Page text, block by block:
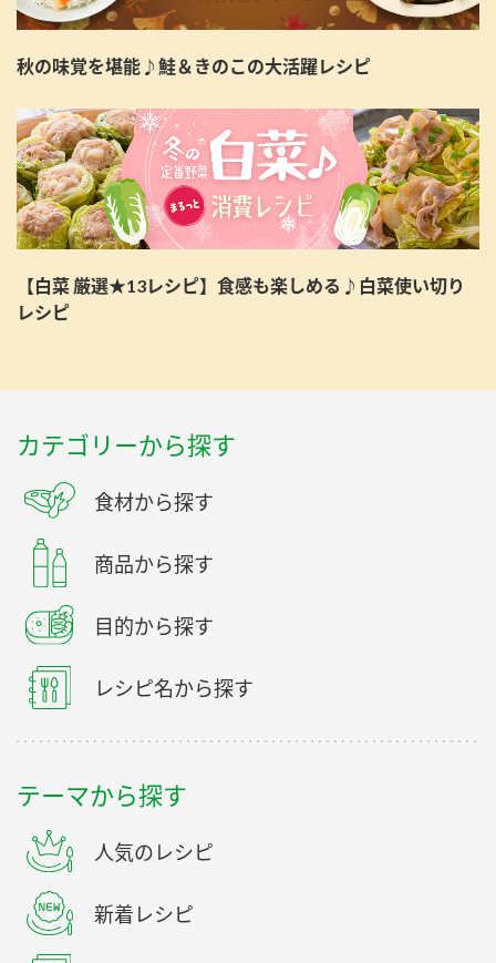
秋の味覚を堪能♪鮭＆きのこの大活躍レシピ
【白菜 厳選★13レシピ】食感も楽しめる♪白菜使い切り
レシピ
カテゴリーから探す
食材から探す
商品から探す
目的から探す
レシピ名から探す
テーマから探す
人気のレシピ
新着レシピ